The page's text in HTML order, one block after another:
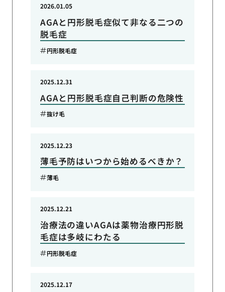
AGAと円形脱毛症似て非なる二つの
脱毛症
2026.01.05
円形脱毛症
AGAと円形脱毛症自己判断の危険性
2025.12.31
抜け毛
薄毛予防はいつから始めるべきか？
2025.12.23
薄毛
治療法の違いAGAは薬物治療円形脱
毛症は多岐にわたる
2025.12.21
円形脱毛症
2025.12.17